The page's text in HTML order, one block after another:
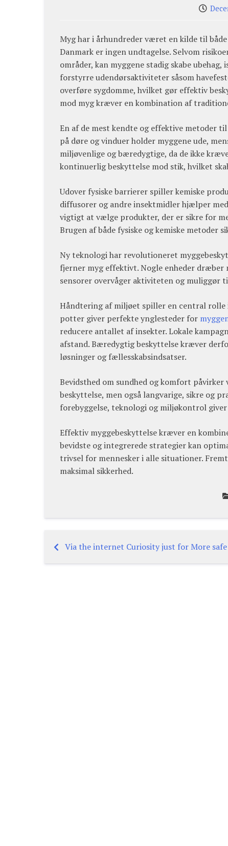
Myg har i århundreder været en kilde til
Danmark er ingen undtagelse. Selvom
områder, kan myggene stadig skabe
forstyrre udendørsaktiviteter såsom
overføre sygdomme, hvilket gør effektiv
mod myg kræver en kombination af
En af de mest kendte og effektive metoder
på døre og vinduer holder myggene ude,
miljøvenlige og bæredygtige, da de ikke
kontinuerlig beskyttelse mod stik, hvilket
Udover fysiske barrierer spiller kemiske
diffusorer og andre insektmidler hjælper
vigtigt at vælge produkter, der er sikre for
Brugen af både fysiske og kemiske metoder
Ny teknologi har revolutioneret
fjerner myg effektivt. Nogle enheder
sensorer overvåger aktiviteten og muliggør
Håndtering af miljøet spiller en central rolle
potter giver perfekte ynglesteder for
reducere antallet af insekter. Lokale
afstand. Bæredygtig beskyttelse kræver
løsninger og fællesskabsindsatser.
Bevidsthed om sundhed og komfort
beskyttelse, men også langvarige, sikre og
forebyggelse, teknologi og miljøkontrol
Effektiv myggebeskyttelse kræver en
bevidste og integrerede strategier kan
trivsel for mennesker i alle situationer.
maksimal sikkerhed.
Post
Via the internet Curiosity just for More